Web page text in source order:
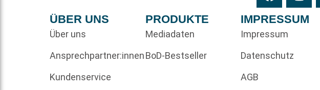
ÜBER UNS
Über uns
Ansprechpartner:innen
Kundenservice
PRODUKTE
Mediadaten
BoD-Bestseller
IMPRESSUM
Impressum
Datenschutz
AGB